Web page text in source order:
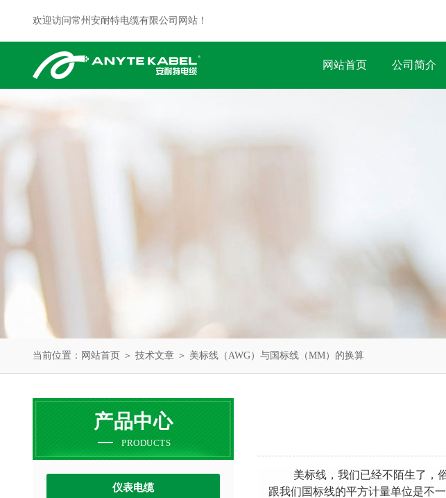
欢迎访问常州安耐特电缆有限公司网站！
网站首页 公司简介
当前位置： 网站首页 ＞ 技术文章 ＞ 美标线（AWG）与国标线（MM）的换算
产品中心
PRODUCTS
仪表电缆
美标线，我们已经不陌生了，
跟我们国标线的平方计量单位是不